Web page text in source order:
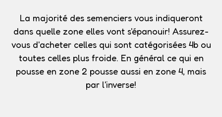
La majorité des semenciers vous indiqueront
dans quelle zone elles vont s'épanouir! Assurez-
vous d'acheter celles qui sont catégorisées 4bou
toutes celles plus froide. En général ce qui en
pousse en zone 2 pousse aussi en zone 4, mais
par l'inverse!